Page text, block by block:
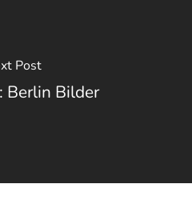
Post
Berlin Bilder